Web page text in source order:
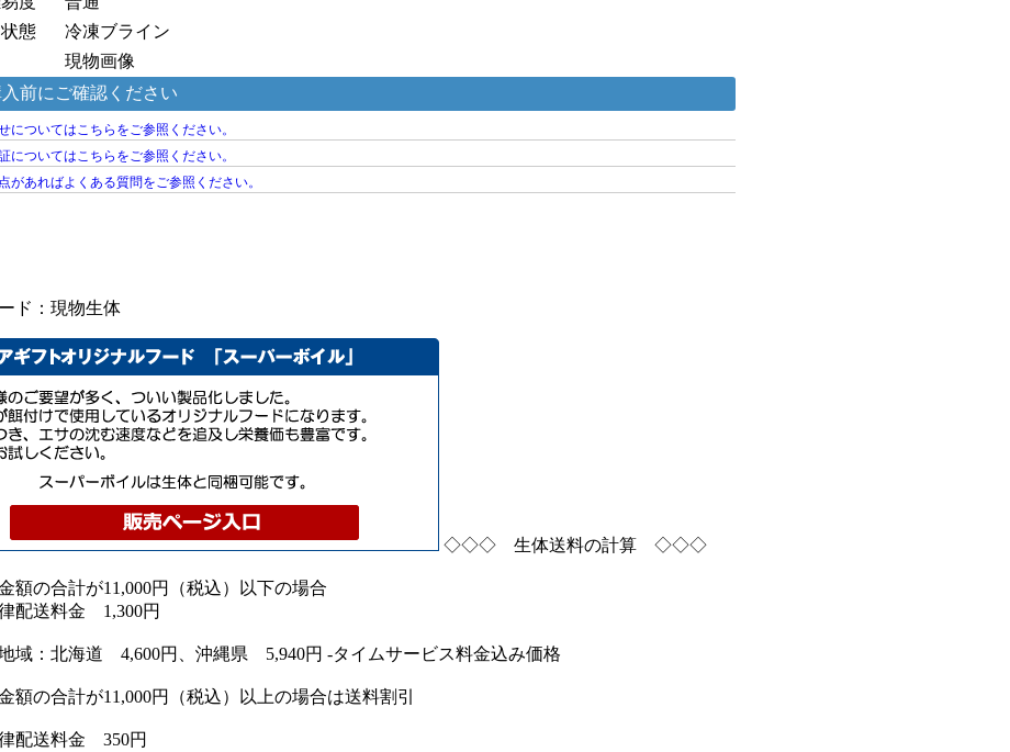
態
冷凍ブライン
現物画像
ド：現物生体
◇◇◇ 生体送料の計算 ◇◇◇
額の合計が11,000円（税込）以下の場合
配送料金 1,300円
域：北海道 4,600円、沖縄県 5,940円 -タイムサービス料金込み価格
額の合計が11,000円（税込）以上の場合は送料割引
配送料金 350円